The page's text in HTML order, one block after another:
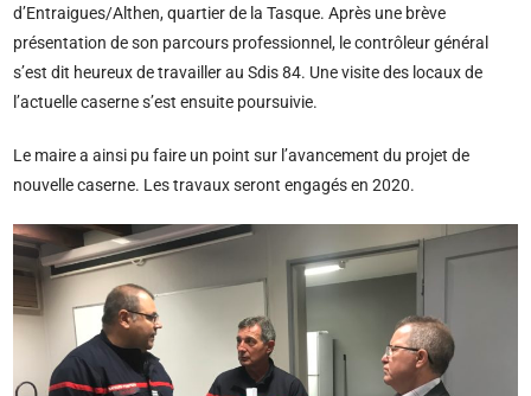
d’Entraigues/Althen, quartier de la Tasque. Après une brève
présentation de son parcours professionnel, le contrôleur général
s’est dit heureux de travailler au Sdis 84. Une visite des locaux de
l’actuelle caserne s’est ensuite poursuivie.
Le maire a ainsi pu faire un point sur l’avancement du projet de
nouvelle caserne. Les travaux seront engagés en 2020.